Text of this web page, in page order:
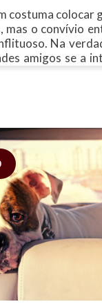
costuma colocar
mas o convívio
Na
amigos se a